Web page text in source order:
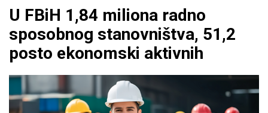
U FBiH 1,84 miliona radno
sposobnog stanovništva, 51,2
posto ekonomski aktivnih